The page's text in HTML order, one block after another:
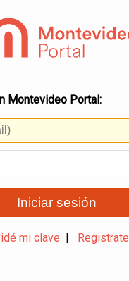
Montevideo Portal:
Iniciar sesión
mi clave Registrate